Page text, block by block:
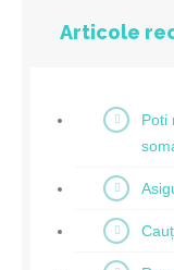
Articole
Poti